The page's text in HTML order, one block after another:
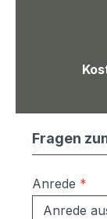
Fragen
Anrede *